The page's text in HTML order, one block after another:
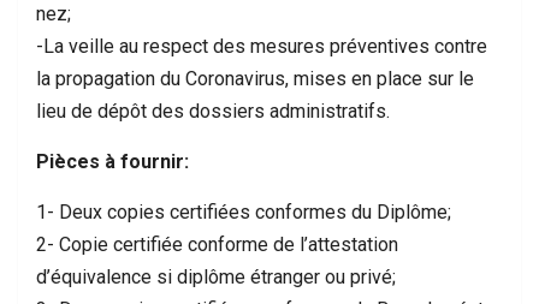
nez;
-La veille au respect des mesures préventives contre
la propagation du Coronavirus, mises en place sur le
lieu de dépôt des dossiers administratifs.
Pièces à fournir:
1- Deux copies certifiées conformes du Diplôme;
2- Copie certifiée conforme de l’attestation
d’équivalence si diplôme étranger ou privé;